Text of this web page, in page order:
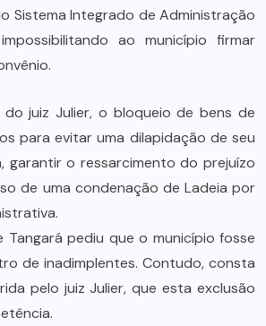
Sistema Integrado de Administração
ao município firmar
juiz Julier, o bloqueio de bens de
para evitar uma dilapidação de seu
garantir o ressarcimento do prejuízo
de uma condenação de Ladeia por
pediu que o município fosse
de inadimplentes. Contudo, consta
pelo juiz Julier, que esta exclusão